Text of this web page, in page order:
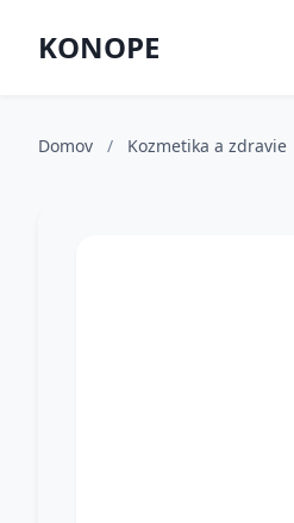
KONOPE
Domov / Kozmetika a